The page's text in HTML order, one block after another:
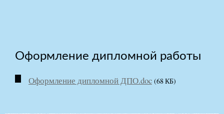
Оформление дипломной работы
Оформление дипломной ДПО.doc (68 КБ)